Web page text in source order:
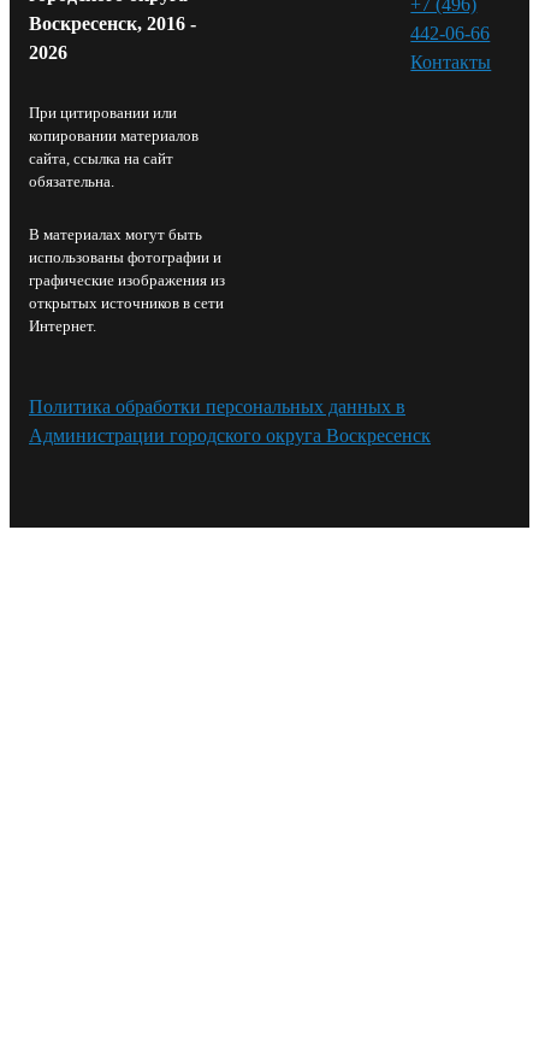
Воскресенск, 2016 -
2026
При цитировании или
копировании материалов
сайта, ссылка на сайт
обязательна.
В материалах могут быть
использованы фотографии и
графические изображения из
открытых источников в сети
Интернет.
442-06-66
Контакты⁠
Политика обработки персональных данных в
Администрации городского округа Воскресенск